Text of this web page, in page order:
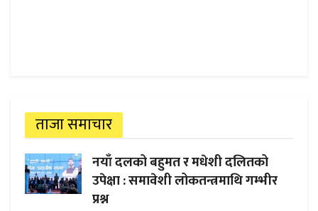
ताजा समाचार
नयाँ दलको बहुमत र मधेशी दलितको
उपेक्षा : समावेशी लोकतन्त्रमाथि गम्भीर
प्रश्न